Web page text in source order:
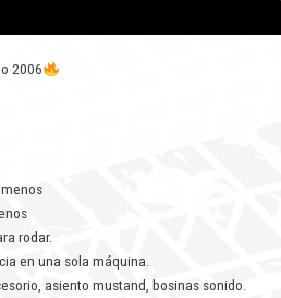
2006
rodar.
en una sola máquina.
asiento mustand, bosinas sonido.